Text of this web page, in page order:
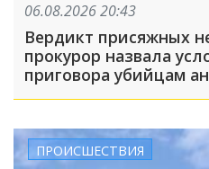
06.08.2026 20:43
Вердикт присяжных
прокурор назвала
приговора убийцам
Лабинске
ПРОИСШЕСТВИЯ